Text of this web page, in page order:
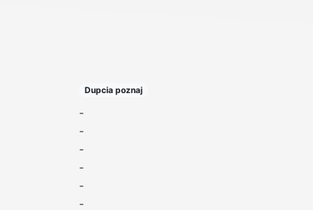
Dupcia poznaj
-
-
-
-
-
-